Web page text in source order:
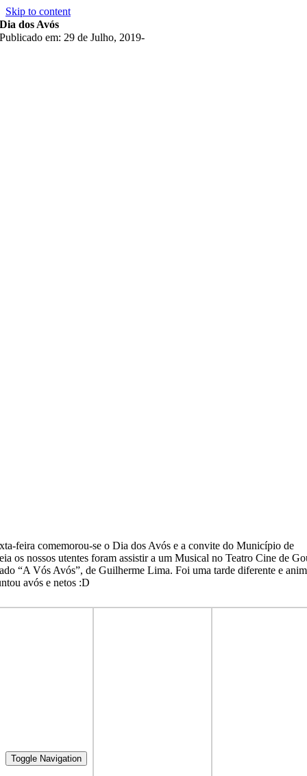
Skip to content
Toggle Navigation
Dia dos Avós
Publicado em: 29 de Julho, 2019-
feira comemorou-se o Dia dos Avós e a convite do Município de
os nossos utentes foram assistir a um Musical no Teatro Cine de
“A Vós Avós”, de Guilherme Lima. Foi uma tarde diferente e
avós e netos :D